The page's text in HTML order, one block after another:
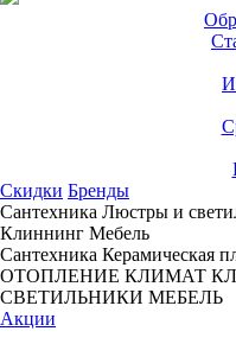
Скидки Бренды
Сантехника Люстры и
Клиннинг Мебель
Сантехника Керамическая
ОТОПЛЕНИЕ КЛИМАТ
СВЕТИЛЬНИКИ МЕБЕЛЬ
Акции